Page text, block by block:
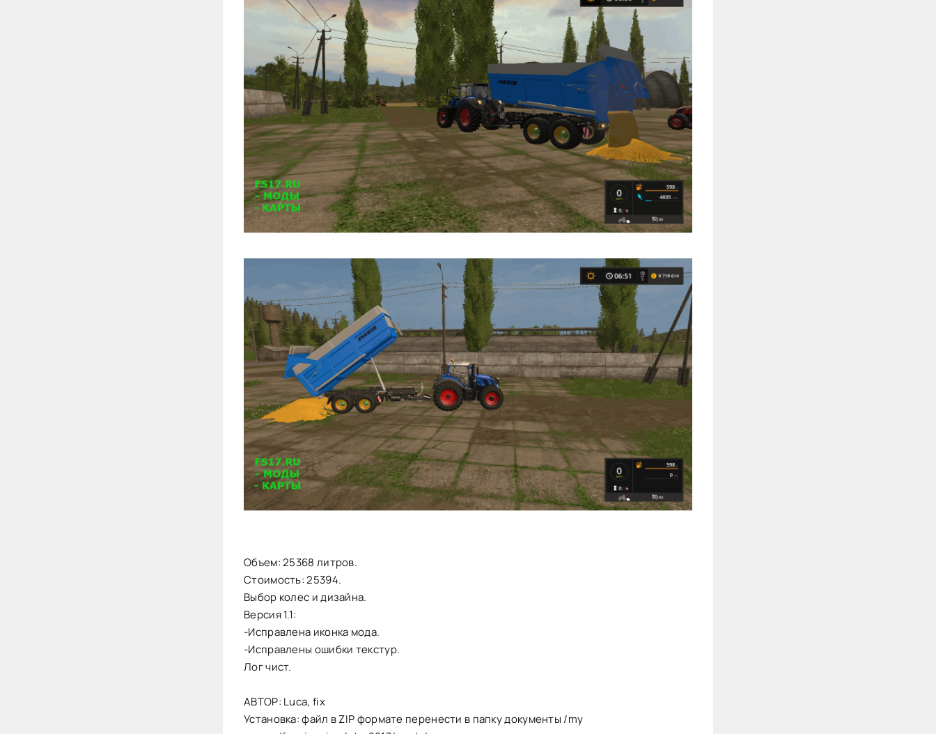
Объем: 25368 литров.
Стоимость: 25394.
Выбор колес и дизайна.
Версия 1.1:
-Исправлена иконка мода.
-Исправлены ошибки текстур.
Лог чист.
АВТОР: Luca, fix
Установка: файл в ZIP формате перенести в папку документы /my